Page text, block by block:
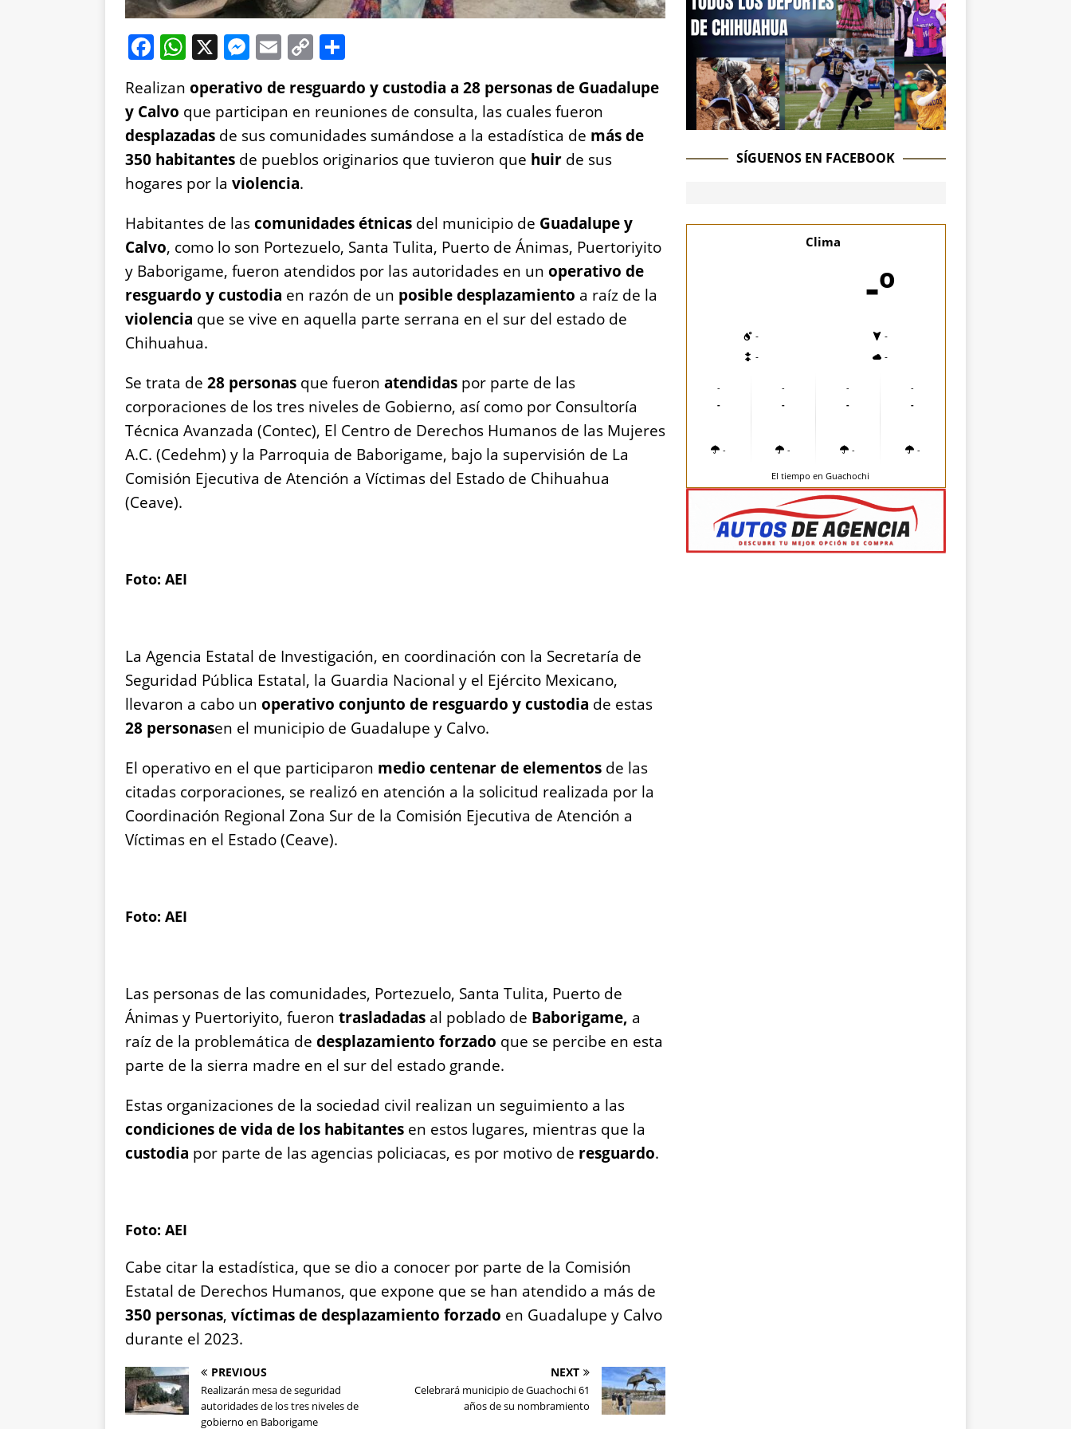
F
a
c
e
b
o
o
k
W
at
s
A
p
p
X M
ss
e
n
g
er
E
ai
l
C
p
y
Li
n
h
a
re
Realizan operativo de resguardo y custodia a 28 personas de Guadalupe
y Calvo que participan en reuniones de consulta, las cuales fueron
desplazadas de sus comunidades sumándose a la estadística de más de
350 habitantes de pueblos originarios que tuvieron que huir de sus
hogares por la violencia.
Habitantes de lascomunidades étnicas del municipio de Guadalupe y
Calvo, como lo son Portezuelo, Santa Tulita, Puerto de Ánimas, Puertoriyito
y Baborigame, fueron atendidos por las autoridades en un operativo de
resguardo y custodia en razón de un posible desplazamiento a raíz de la
violencia que se vive en aquella parte serrana en el sur del estado de
Chihuahua.
Se trata de 28 personas que fueron atendidas por parte de las
corporaciones de los tres niveles de Gobierno, así como por Consultoría
Técnica Avanzada (Contec), El Centro de Derechos Humanos de las Mujeres
A.C. (Cedehm) y la Parroquia de Baborigame, bajo la supervisión de La
Comisión Ejecutiva de Atención a Víctimas del Estado de Chihuahua
(Ceave).
Foto: AEI
La Agencia Estatal de Investigación, en coordinación con la Secretaría de
Seguridad Pública Estatal, la Guardia Nacional y el Ejército Mexicano,
llevaron a cabo un operativo conjunto de resguardo y custodia de estas
28 personasen el municipio de Guadalupe y Calvo.
El operativo en el que participaron medio centenar de elementos de las
citadas corporaciones, se realizó en atención a la solicitud realizada por la
Coordinación Regional Zona Sur de la Comisión Ejecutiva de Atención a
Víctimas en el Estado (Ceave).
Foto: AEI
Las personas de las comunidades, Portezuelo, Santa Tulita, Puerto de
Ánimas y Puertoriyito, fueron trasladadas al poblado de Baborigame, a
raíz de la problemática de desplazamiento forzado que se percibe en esta
parte de la sierra madre en el sur del estado grande.
Estas organizaciones de la sociedad civil realizan un seguimiento a las
condiciones de vida de los habitantes en estos lugares, mientras que la
custodia por parte de las agencias policiacas, es por motivo de resguardo.
Foto: AEI
Cabe citar la estadística, que se dio a conocer por parte de la Comisión
Estatal de Derechos Humanos, que expone que se han atendido a más de
350 personas, víctimas de desplazamiento forzado en Guadalupe y Calvo
durante el 2023.
PREVIOUS
Realizarán mesa de seguridad
autoridades de los tres niveles de
gobierno en Baborigame
NEXT
Celebrará municipio de Guachochi 61
años de su nombramiento
SÍGUENOS EN FACEBOOK
Clima
-º
-
-
-
-
-
-
-
-
-
-
-
-
-
-
-
-
El tiempo en Guachochi